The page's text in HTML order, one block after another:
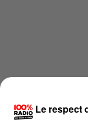
Le respect